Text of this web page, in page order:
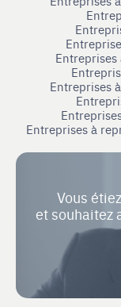
Entreprises
Entreprises à
Vous
et souhaitez